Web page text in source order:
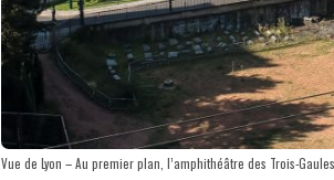
Vue de Lyon – Au premier plan, l’amphithéâtre des Trois-